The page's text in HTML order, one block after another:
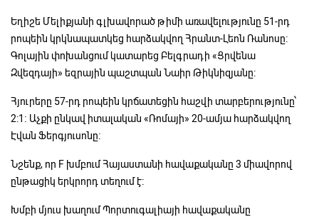
Եղիշե Մելիքյանի գլխավորած թիմի առավելությունը 51-րդ
րոպեին կրկնապատկեց հարձակվող Հրանտ-Լեոն Ռանոսը։
Գոլային փոխանցում կատարեց Բելգրադի «Ցրվենա
Զվեզդայի» եզրային պաշտպան Նաիր Թիկնիզյանը։
Հյուրերը 57-րդ րոպեին կրճատեցին հաշվի տարբերությունը՝
2:1։ Աչքի ընկավ իտալական «Ռոմայի» 20-ամյա հարձակվող
Էվան Ֆերգյուսոնը։
Նշենք, որ F խմբում Հայաստանի հավաքականը 3 միավորով
ընթացիկ երկրորդ տեղում է։
Խմբի մյուս խաղում Պորտուգալիայի հավաքականը